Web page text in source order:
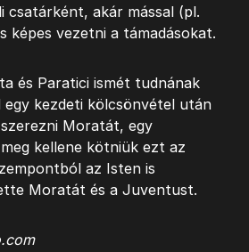
csatárként, akár mással (pl.
képes vezetni a támadásokat.
és Paratici ismét tudnának
egy kezdeti kölcsönvétel után
Moratát, egy
kellene kötniük ezt az
az Isten is
Moratát és a Juventust.